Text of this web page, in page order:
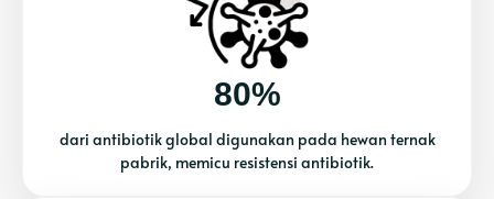
80%
dari antibiotik global digunakan pada hewan ternak
pabrik, memicu resistensi antibiotik.